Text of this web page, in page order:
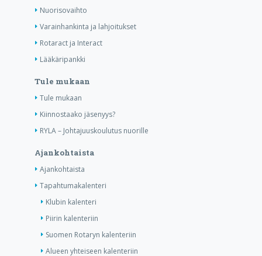
Nuorisovaihto
Varainhankinta ja lahjoitukset
Rotaract ja Interact
Lääkäripankki
Tule mukaan
Tule mukaan
Kiinnostaako jäsenyys?
RYLA – Johtajuuskoulutus nuorille
Ajankohtaista
Ajankohtaista
Tapahtumakalenteri
Klubin kalenteri
Piirin kalenteriin
Suomen Rotaryn kalenteriin
Alueen yhteiseen kalenteriin